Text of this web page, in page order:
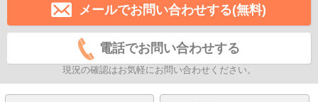
メールでお問い合わせする(無料)
電話でお問い合わせする
現況の確認はお気軽にお問い合わせください。